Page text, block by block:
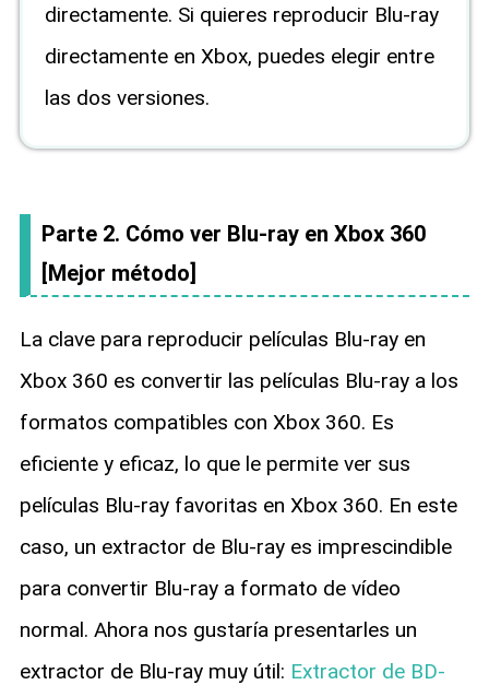
directamente. Si quieres reproducir Blu-ray
directamente en Xbox, puedes elegir entre
las dos versiones.
Parte 2. Cómo ver Blu-ray en Xbox 360
[Mejor método]
La clave para reproducir películas Blu-ray en
Xbox 360 es convertir las películas Blu-ray a los
formatos compatibles con Xbox 360. Es
eficiente y eficaz, lo que le permite ver sus
películas Blu-ray favoritas en Xbox 360. En este
caso, un extractor de Blu-ray es imprescindible
para convertir Blu-ray a formato de vídeo
normal. Ahora nos gustaría presentarles un
extractor de Blu-ray muy útil: Extractor de BD-